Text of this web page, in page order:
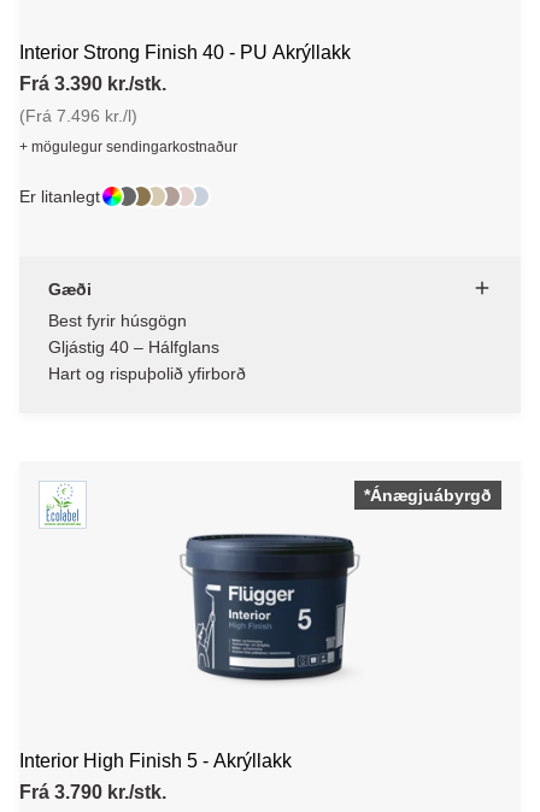
Interior Strong Finish 40 - PU Akrýllakk
Frá 3.390 kr./stk.
(Frá 7.496 kr./l)
+ mögulegur sendingarkostnaður
Er litanlegt
Gæði
Best fyrir húsgögn
Gljástig 40 – Hálfglans
Hart og rispuþolið yfirborð
*Ánægjuábyrgð
Interior High Finish 5 - Akrýllakk
Frá 3.790 kr./stk.